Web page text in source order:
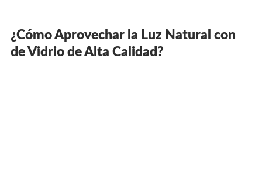
¿Cómo Aprovechar la Luz Natural con
de Vidrio de Alta Calidad?